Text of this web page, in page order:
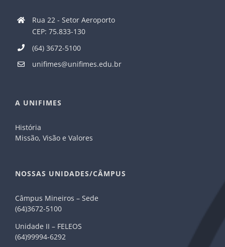
Rua 22 - Setor Aeroporto
CEP: 75.833-130
(64) 3672-5100
unifimes@unifimes.edu.br
A UNIFIMES
História
Missão, Visão e Valores
NOSSAS UNIDADES/CÂMPUS
Câmpus Mineiros – Sede
(64)3672-5100
Unidade II – FELEOS
(64)99994-6292